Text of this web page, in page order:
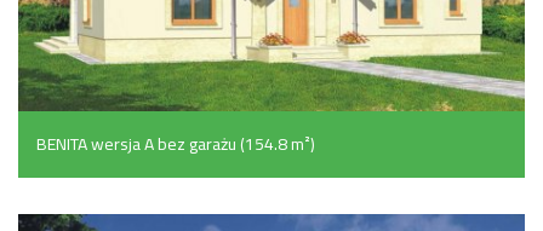
BENITA wersja A bez garażu (154.8 m²)